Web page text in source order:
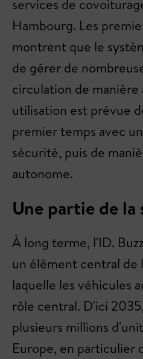
services de
Hambourg. Les
montrent que le
de gérer de
circulation de manière
utilisation est prévue
premier temps avec
sécurité, puis de
autonome.
Une partie de
À long terme, l'ID.
un élément central de
laquelle les véhicules
rôle central. D'ici
plusieurs millions
Europe, en particulier